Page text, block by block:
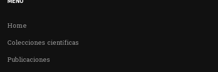
Home
Colecciones científicas
Publicaciones